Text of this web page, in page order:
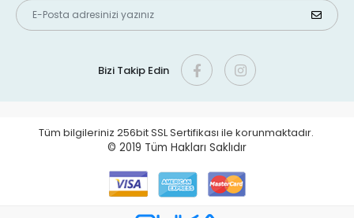
Bizi Takip Edin
Tüm bilgileriniz 256bit SSL Sertifikası ile korunmaktadır.
© 2019 Tüm Hakları Saklıdır